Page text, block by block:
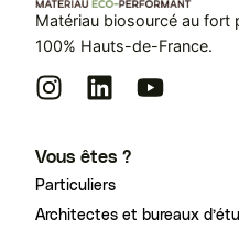
Matériau biosourcé au fort
100% Hauts-de-France.
Vous êtes ?
Particuliers
Architectes et bureaux